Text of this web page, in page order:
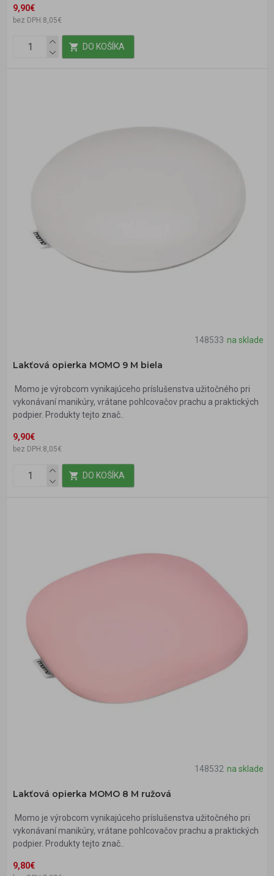
9,90€
bez DPH:8,05€
DO KOŠÍKA
148533 na sklade
Lakťová opierka MOMO 9 M biela
Momo je výrobcom vynikajúceho príslušenstva užitočného pri
vykonávaní manikúry, vrátane pohlcovačov prachu a praktických
podpier. Produkty tejto znač..
9,90€
bez DPH:8,05€
DO KOŠÍKA
148532 na sklade
Lakťová opierka MOMO 8 M ružová
Momo je výrobcom vynikajúceho príslušenstva užitočného pri
vykonávaní manikúry, vrátane pohlcovačov prachu a praktických
podpier. Produkty tejto znač..
9,80€